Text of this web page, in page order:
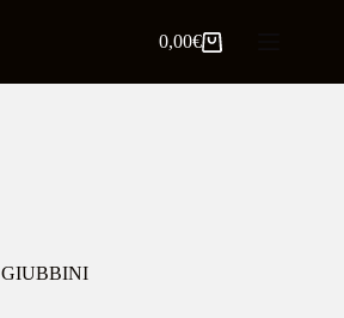
0,00€
GIUBBINI